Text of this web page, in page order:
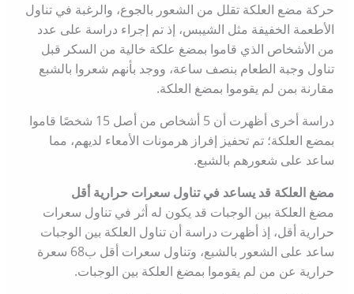
حركة مضع العلكة تقلل من الشعور بالجوع، والرغبة في تناول
الأطعمة الخفيفة مثل الشيبس، إذ تم إجراء دراسة على عدد
من الأشخاص الذي قاموا بمضغ علكة خالية من السكر قبل
تناول وجبة الطعام بنصف ساعة، ووجد بأنهم شعروا بالشبع
مقارنة بمن لم يقوموا بمضغ العلكة.
دراسة أخرى أظهرت أن 5 أشخاص من أصل 15 شخصًا قاموا
بمضع العلكة؛ تم تحفيز إفراز هرمونات الأمعاء لديهم، مما
ساعد على شعورهم بالشبع.
مضغ العلكة قد يساعد في تناول سعرات حرارية أقل
مضغ العلكة بين الوجبات قد يكون له أثر في تناول سعرات
حرارية أقل، إذ أظهرت دراسة أن تناول العلكة بين الوجبات
ساعد على الشعور بالشبع، وتناول سعرات أقل ب68 سعرة
حرارية عن من لم يقوموا بمضغ العلكة بين الوجبات.